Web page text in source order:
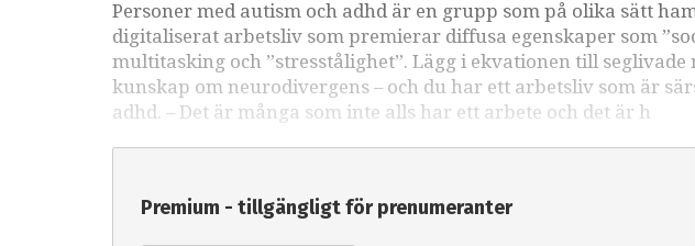
Personer med autism och adhd är en grupp som på olika sätt
digitaliserat arbetsliv som premierar diffusa egenskaper som
multitasking och ”stresstålighet”. Lägg i ekvationen till
kunskap om neurodivergens – och du har ett arbetsliv som är
adhd. – Det är många som inte alls har ett arbete och det är h
Premium - tillgängligt för prenumeranter